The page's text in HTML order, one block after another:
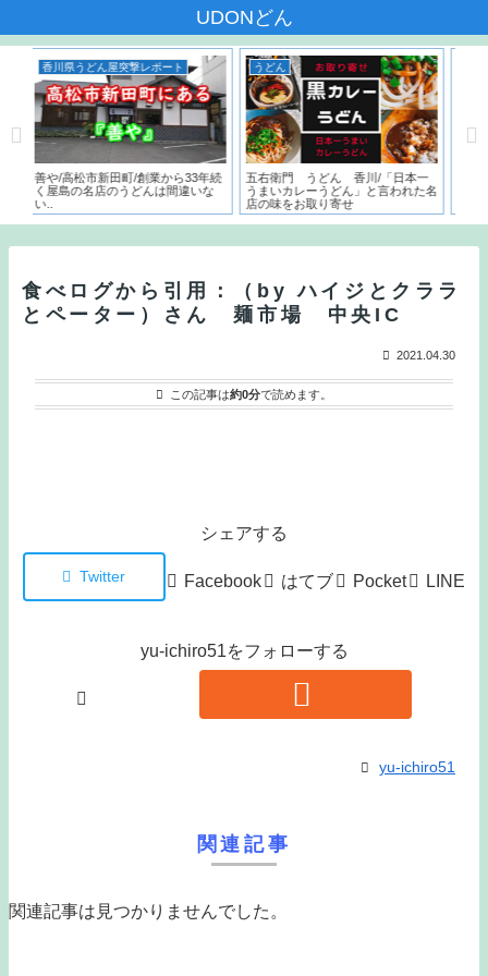
UDONどん
から33年続
は間違いな
うどん
五右衛門 うどん 香川/「日本一
うまいカレーうどん」と言われた名
香川県うどん屋突撃レポート
いちみ/高松市新北町/朝7時からの
サービスうどんはなんと150円。
こでしか食べられないフカの天
とは？？
食べログから引用：（by ハイジとクララ
とペーター）さん 麺市場 中央IC
2021.04.30
この記事は約0分で読めます。
シェアする
Twitter Facebook はてブ Pocket LINE
yu-ichiro51をフォローする
yu-ichiro51
関連記事
関連記事は見つかりませんでした。